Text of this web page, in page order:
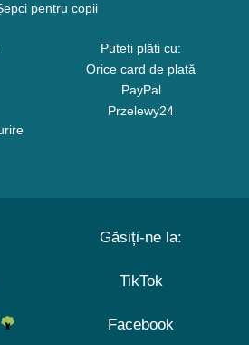
pentru copii
Puteți plăti cu:
Orice card de plată
PayPal
Przelewy24
Găsiți-ne la:
TikTok
Facebook